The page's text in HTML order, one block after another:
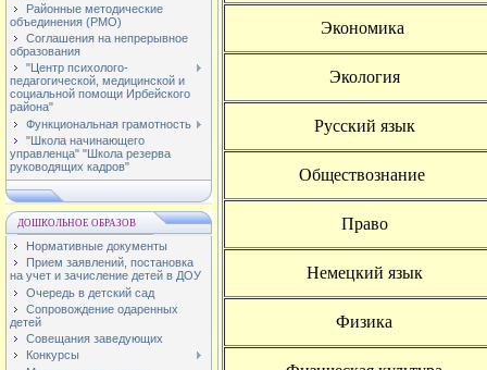
Районные методические
объединения (РМО)
Соглашения на непрерывное
образования
"Центр психолого-
педагогической, медицинской и
социальной помощи Ирбейского
района"
Функциональная грамотность
"Школа начинающего
управленца" "Школа резерва
руководящих кадров"
ДОШКОЛЬНОЕ ОБРАЗОВ
Нормативные документы
Прием заявлений, постановка
на учет и зачисление детей в ДОУ
Очередь в детский сад
Сопровождение одаренных
детей
Совещания заведующих
Конкурсы
Экономика
Экология
Русский язык
Обществознание
Право
Немецкий язык
Физика